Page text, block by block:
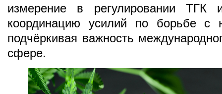
измерение в регулировании ТГК
координацию усилий по борьбе с
подчёркивая важность
сфере.